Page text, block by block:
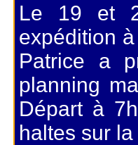
Le 19 et
expédition
Patrice a
planning
Départ à
haltes sur